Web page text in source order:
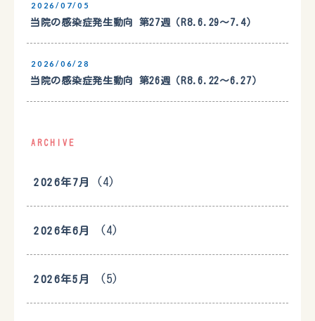
2026/07/05
当院の感染症発生動向 第27週（R8.6.29〜7.4）
2026/06/28
当院の感染症発生動向 第26週（R8.6.22〜6.27）
ARCHIVE
2026年7月 (4)
2026年6月 (4)
2026年5月 (5)